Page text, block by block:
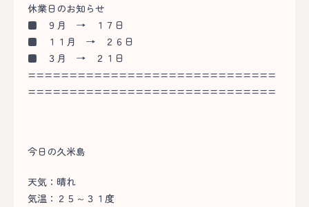
休業日のお知らせ
■ ９月 → １７日
■ １１月 → ２６日
■ ３月 → ２１日
==============================
==============================
今日の久米島
天気：晴れ
気温：２５～３１度